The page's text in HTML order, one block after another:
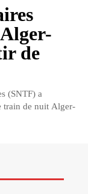
de
(SNTF) a
train de nuit Alger-